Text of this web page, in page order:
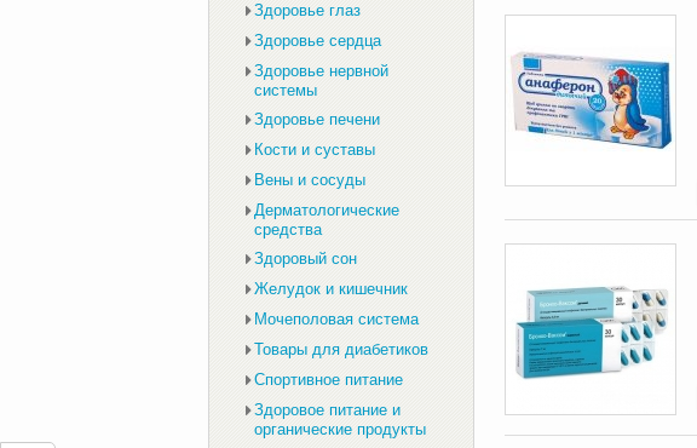
Здоровье глаз
Здоровье сердца
Здоровье нервной
системы
Здоровье печени
Кости и суставы
Вены и сосуды
Дерматологические
средства
Здоровый сон
Желудок и кишечник
Мочеполовая система
Товары для диабетиков
Спортивное питание
Здоровое питание и
органические продукты